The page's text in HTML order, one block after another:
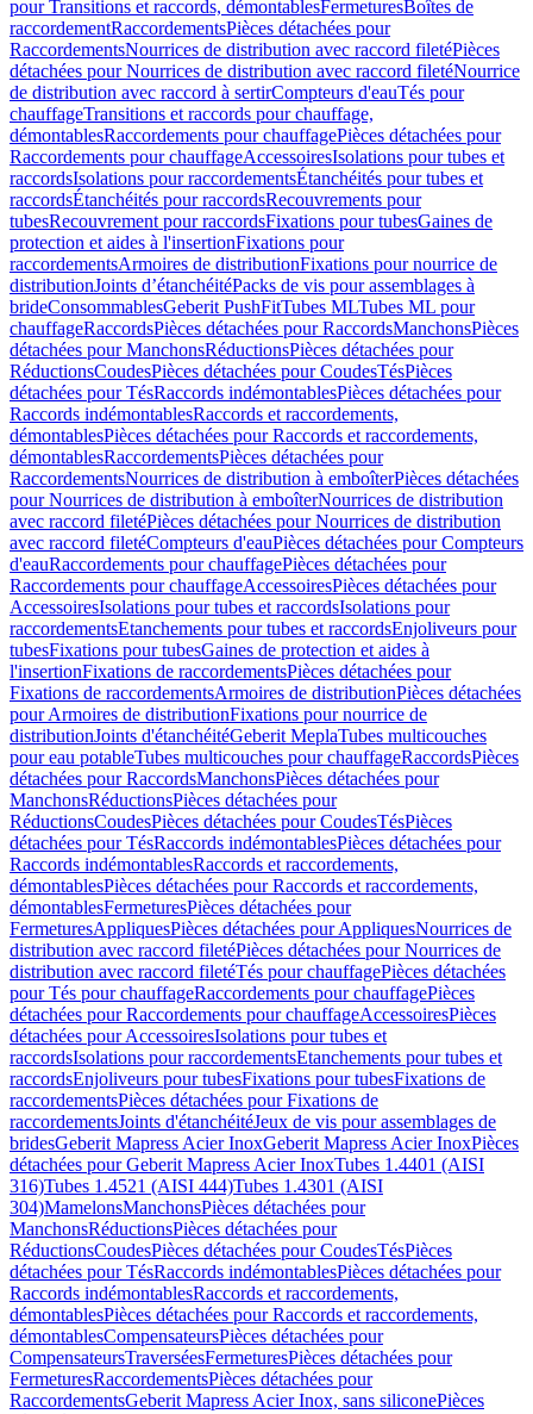
pour Transitions et raccords, démontablesFermeturesBoîtes de
raccordementRaccordementsPièces détachées pour
RaccordementsNourrices de distribution avec raccord filetéPièces
détachées pour Nourrices de distribution avec raccord filetéNourrice
de distribution avec raccord à sertirCompteurs d'eauTés pour
chauffageTransitions et raccords pour chauffage,
démontablesRaccordements pour chauffagePièces détachées pour
Raccordements pour chauffageAccessoiresIsolations pour tubes et
raccordsIsolations pour raccordementsÉtanchéités pour tubes et
raccordsÉtanchéités pour raccordsRecouvrements pour
tubesRecouvrement pour raccordsFixations pour tubesGaines de
protection et aides à l'insertionFixations pour
raccordementsArmoires de distributionFixations pour nourrice de
distributionJoints d’étanchéitéPacks de vis pour assemblages à
brideConsommablesGeberit PushFitTubes MLTubes ML pour
chauffageRaccordsPièces détachées pour RaccordsManchonsPièces
détachées pour ManchonsRéductionsPièces détachées pour
RéductionsCoudesPièces détachées pour CoudesTésPièces
détachées pour TésRaccords indémontablesPièces détachées pour
Raccords indémontablesRaccords et raccordements,
démontablesPièces détachées pour Raccords et raccordements,
démontablesRaccordementsPièces détachées pour
RaccordementsNourrices de distribution à emboîterPièces détachées
pour Nourrices de distribution à emboîterNourrices de distribution
avec raccord filetéPièces détachées pour Nourrices de distribution
avec raccord filetéCompteurs d'eauPièces détachées pour Compteurs
d'eauRaccordements pour chauffagePièces détachées pour
Raccordements pour chauffageAccessoiresPièces détachées pour
AccessoiresIsolations pour tubes et raccordsIsolations pour
raccordementsEtanchements pour tubes et raccordsEnjoliveurs pour
tubesFixations pour tubesGaines de protection et aides à
l'insertionFixations de raccordementsPièces détachées pour
Fixations de raccordementsArmoires de distributionPièces détachées
pour Armoires de distributionFixations pour nourrice de
distributionJoints d'étanchéitéGeberit MeplaTubes multicouches
pour eau potableTubes multicouches pour chauffageRaccordsPièces
détachées pour RaccordsManchonsPièces détachées pour
ManchonsRéductionsPièces détachées pour
RéductionsCoudesPièces détachées pour CoudesTésPièces
détachées pour TésRaccords indémontablesPièces détachées pour
Raccords indémontablesRaccords et raccordements,
démontablesPièces détachées pour Raccords et raccordements,
démontablesFermeturesPièces détachées pour
FermeturesAppliquesPièces détachées pour AppliquesNourrices de
distribution avec raccord filetéPièces détachées pour Nourrices de
distribution avec raccord filetéTés pour chauffagePièces détachées
pour Tés pour chauffageRaccordements pour chauffagePièces
détachées pour Raccordements pour chauffageAccessoiresPièces
détachées pour AccessoiresIsolations pour tubes et
raccordsIsolations pour raccordementsEtanchements pour tubes et
raccordsEnjoliveurs pour tubesFixations pour tubesFixations de
raccordementsPièces détachées pour Fixations de
raccordementsJoints d'étanchéitéJeux de vis pour assemblages de
bridesGeberit Mapress Acier InoxGeberit Mapress Acier InoxPièces
détachées pour Geberit Mapress Acier InoxTubes 1.4401 (AISI
316)Tubes 1.4521 (AISI 444)Tubes 1.4301 (AISI
304)MamelonsManchonsPièces détachées pour
ManchonsRéductionsPièces détachées pour
RéductionsCoudesPièces détachées pour CoudesTésPièces
détachées pour TésRaccords indémontablesPièces détachées pour
Raccords indémontablesRaccords et raccordements,
démontablesPièces détachées pour Raccords et raccordements,
démontablesCompensateursPièces détachées pour
CompensateursTraverséesFermeturesPièces détachées pour
FermeturesRaccordementsPièces détachées pour
RaccordementsGeberit Mapress Acier Inox, sans siliconePièces